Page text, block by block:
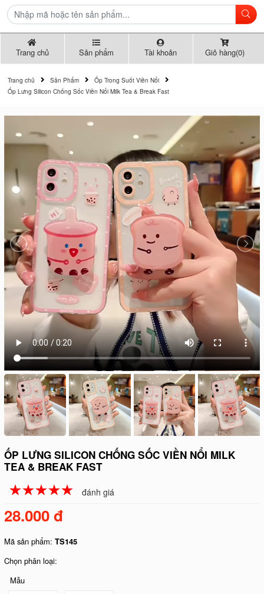
Trang chủ Sản phẩm Tài khoản Giỏ hàng(0)
Trang chủ Sản Phẩm
Ốp Trong Suốt Viền Nổi
Ốp Lưng Silicon Chống Sốc Viền Nổi Milk Tea & Break Fast
ỐP LƯNG SILICON CHỐNG SỐC VIỀN NỔI MILK
TEA & BREAK FAST
☆☆☆☆☆
★★★★★ đánh giá
28.000 đ
Mã sản phẩm:TS145
Chọn phân loại:
Mẫu